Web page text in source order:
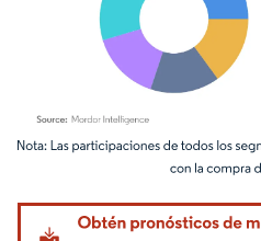
Imagen © Mordor Intelligence. El uso